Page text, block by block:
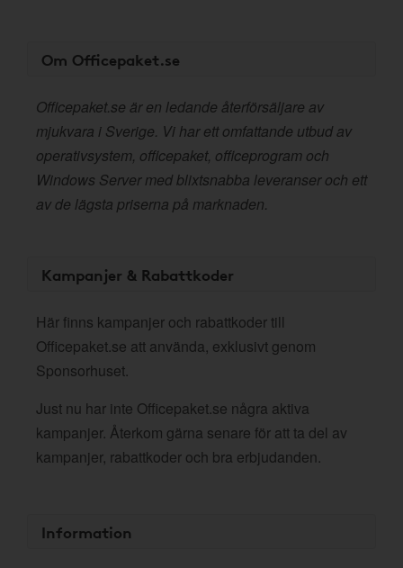
Om Officepaket.se
Officepaket.se är en ledande återförsäljare av
mjukvara i Sverige. Vi har ett omfattande utbud av
operativsystem, officepaket, officeprogram och
Windows Server med blixtsnabba leveranser och ett
av de lägsta priserna på marknaden.
Kampanjer & Rabattkoder
Här finns kampanjer och rabattkoder till
Officepaket.se att använda, exklusivt genom
Sponsorhuset.
Just nu har inte Officepaket.se några aktiva
kampanjer. Återkom gärna senare för att ta del av
kampanjer, rabattkoder och bra erbjudanden.
Information